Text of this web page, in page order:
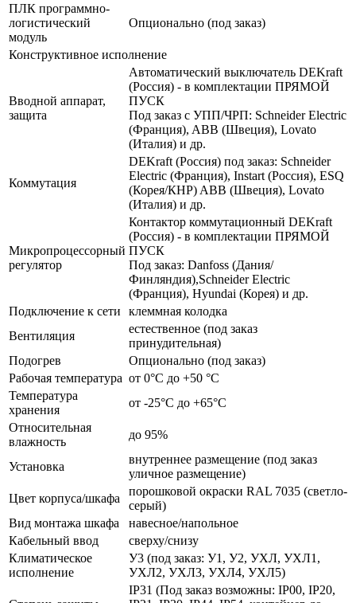
ПЛК программно-
логистический
модуль
Опционально (под заказ)
Конструктивное исполнение
Вводной аппарат,
защита
Автоматический выключатель DEKraft
(Россия) - в комплектации ПРЯМОЙ
ПУСК
Под заказ с УПП/ЧРП: Schneider Electric
(Франция), ABB (Швеция), Lovato
(Италия) и др.
Коммутация
DEKraft (Россия) под заказ: Schneider
Electric (Франция), Instart (Россия), ESQ
(Корея/КНР) ABB (Швеция), Lovato
(Италия) и др.
Микропроцессорный
регулятор
Контактор коммутационный DEKraft
(Россия) - в комплектации ПРЯМОЙ
ПУСК
Под заказ: Danfoss (Дания/
Финляндия),Schneider Electric
(Франция), Hyundai (Корея) и др.
Подключение к сети
клеммная колодка
Вентиляция
естественное (под заказ
принудительная)
Подогрев
Опционально (под заказ)
Рабочая температура от 0°C до +50 °C
Температура
хранения
от -25°C до +65°C
Относительная
влажность
до 95%
Установка
внутреннее размещение (под заказ
уличное размещение)
Цвет корпуса/шкафа
порошковой окраски RAL 7035 (светло-
серый)
Вид монтажа шкафа
навесное/напольное
Кабельный ввод
сверху/снизу
Климатическое
исполнение
У3 (под заказ: У1, У2, УХЛ, УХЛ1,
УХЛ2, УХЛ3, УХЛ4, УХЛ5)
IP31 (Под заказ возможны: IP00, IP20,